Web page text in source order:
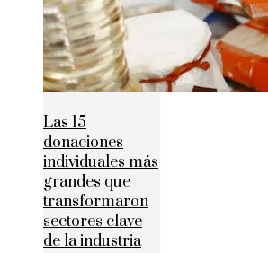
Las 15
donaciones
individuales más
grandes que
transformaron
sectores clave
de la industria